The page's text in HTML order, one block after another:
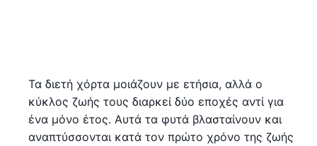
Τα διετή χόρτα μοιάζουν με ετήσια, αλλά ο
κύκλος ζωής τους διαρκεί δύο εποχές αντί για
ένα μόνο έτος. Αυτά τα φυτά βλασταίνουν και
αναπτύσσονται κατά τον πρώτο χρόνο της ζωής